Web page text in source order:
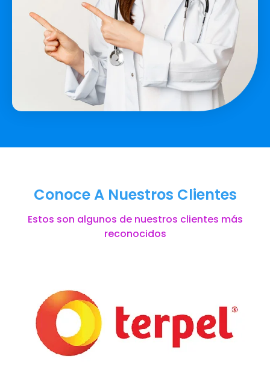
Conoce A Nuestros Clientes
Estos son algunos de nuestros clientes más
reconocidos